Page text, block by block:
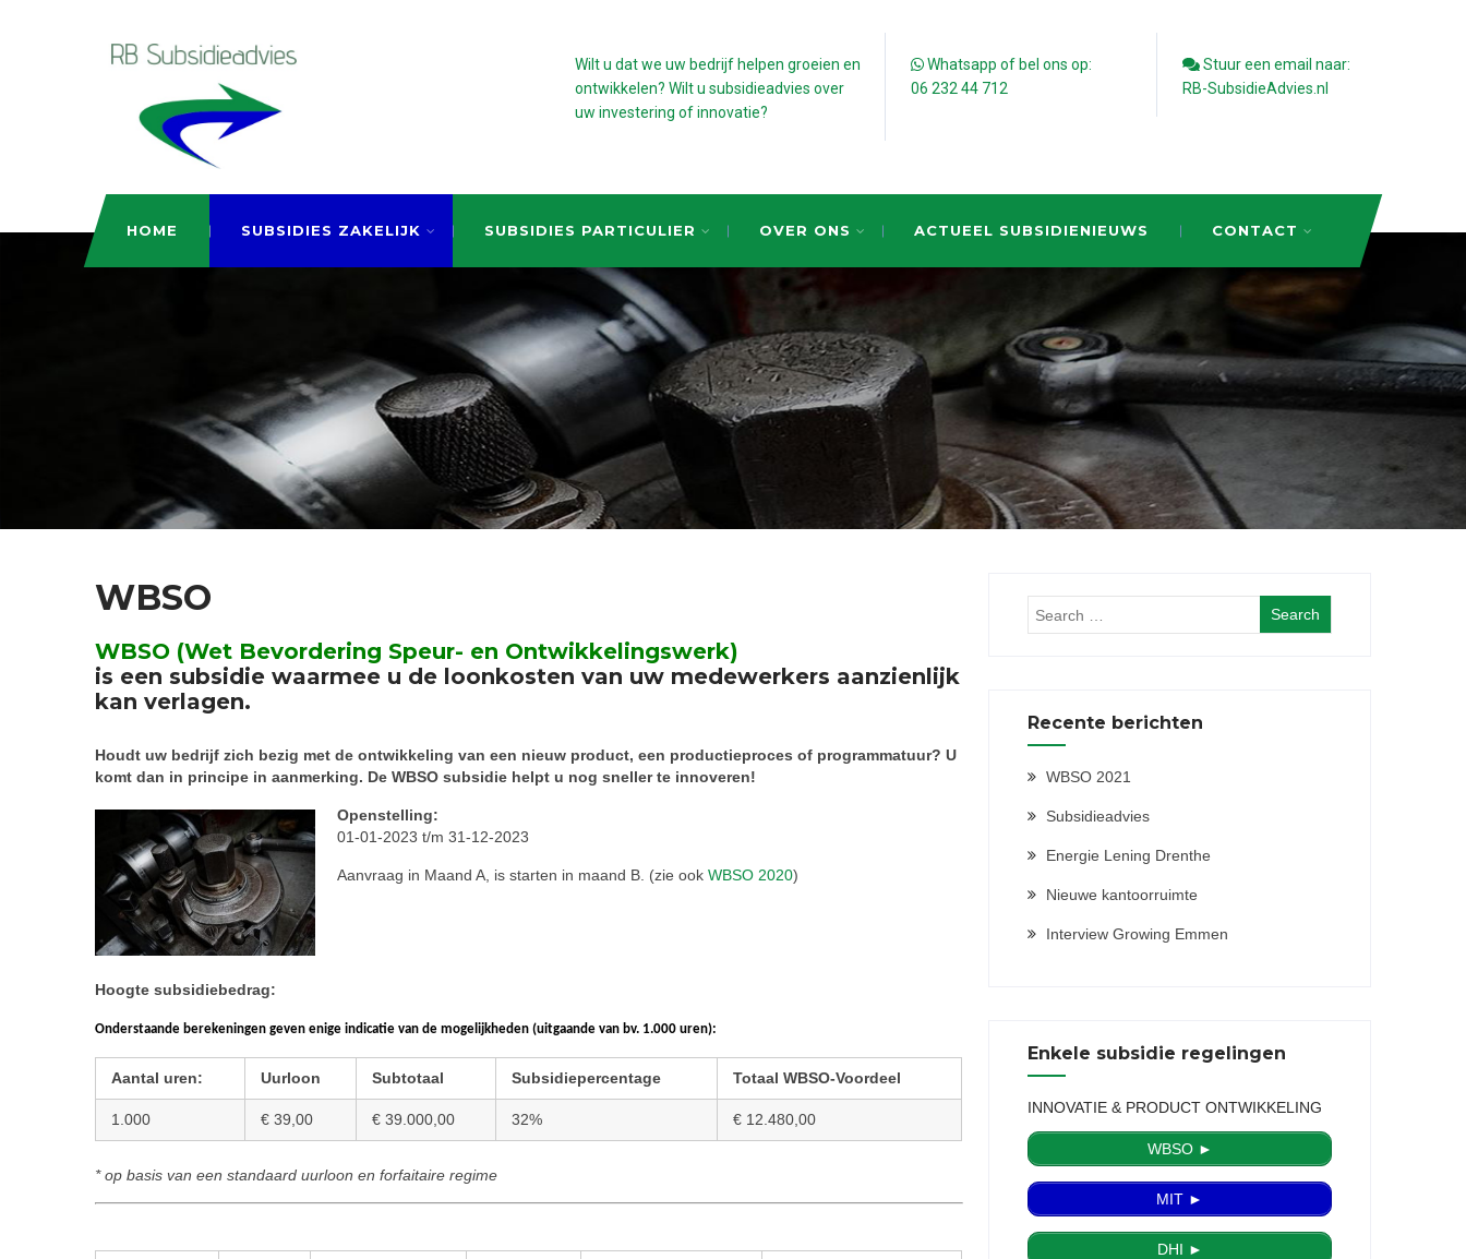
Wilt u dat we uw bedrijf helpen groeien en
ontwikkelen? Wilt u subsidieadvies over
uw investering of innovatie?
Whatsapp of bel ons op:
06 232 44 712
Stuur een email naar:
RB-SubsidieAdvies.nl
HOME SUBSIDIES ZAKELIJK SUBSIDIES PARTICULIER OVER ONS ACTUEEL SUBSIDIENIEUWS CONTACT
WBSO
WBSO (Wet Bevordering Speur- en Ontwikkelingswerk)
is een subsidie waarmee u de loonkosten van uw medewerkers aanzienlijk
kan verlagen.
Houdt uw bedrijf zich bezig met de ontwikkeling van een nieuw product, een productieproces of programmatuur? U
komt dan in principe in aanmerking. De WBSO subsidie helpt u nog sneller te innoveren!
Openstelling:
01-01-2023 t/m 31-12-2023
Aanvraag in Maand A, is starten in maand B. (zie ook WBSO 2020)
Hoogte subsidiebedrag:
Onderstaande berekeningen geven enige indicatie van de mogelijkheden (uitgaande van bv. 1.000 uren):
Aantal uren: Uurloon Subtotaal Subsidiepercentage Totaal WBSO-Voordeel
1.000 € 39,00 € 39.000,00 32% € 12.480,00
* op basis van een standaard uurloon en forfaitaire regime
Recente berichten
WBSO 2021
Subsidieadvies
Energie Lening Drenthe
Nieuwe kantoorruimte
Interview Growing Emmen
Enkele subsidie regelingen
INNOVATIE & PRODUCT ONTWIKKELING
WBSO ►
MIT ►
DHI ►